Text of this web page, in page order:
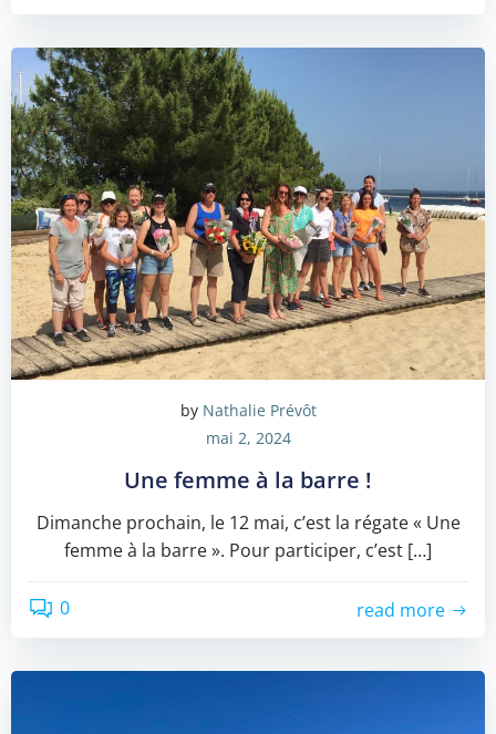
by Nathalie Prévôt
mai 2, 2024
Une femme à la barre !
Dimanche prochain, le 12 mai, c’est la régate « Une
femme à la barre ». Pour participer, c’est […]
0 read more